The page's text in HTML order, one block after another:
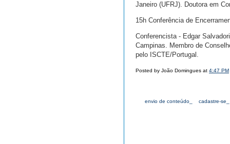
Janeiro (UFRJ). Doutora em
15h Conferência de
Conferencista - Edgar
Campinas. Membro de
pelo ISCTE/Portugal.
Posted by João Domingues at 4:47 PM
envio de conteúdo_ cadastre-se_